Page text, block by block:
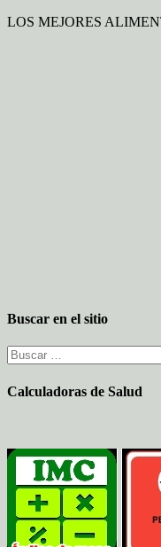
LOS MEJORES
Buscar en el sitio
Buscar:
Calculadoras de Salud